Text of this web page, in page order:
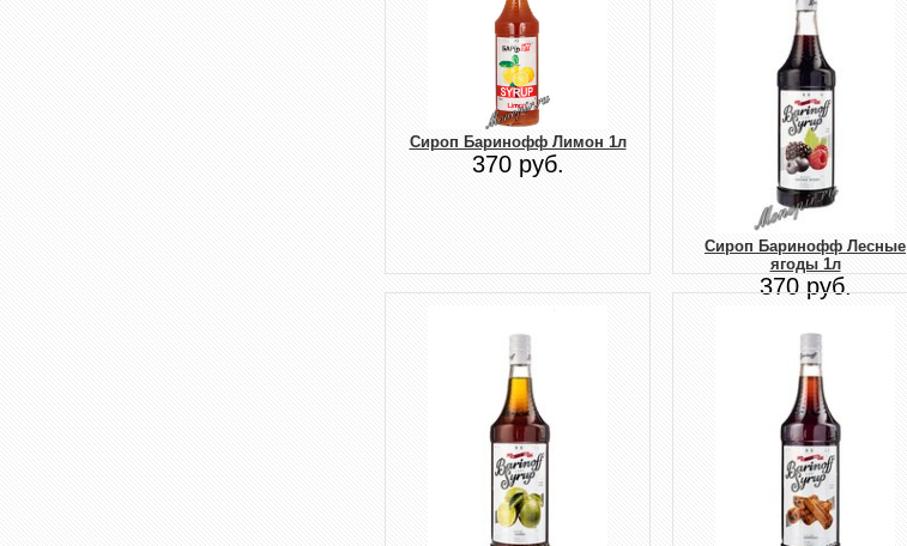
Сироп Баринофф Лимон 1л
370 руб.
Сироп Баринофф Лесные
ягоды 1л
370 руб.